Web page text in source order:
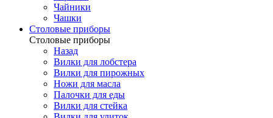
Чайники
Чашки
Cтоловые приборы
Cтоловые приборы
Назад
Вилки для лобстера
Вилки для пирожных
Ножи для масла
Палочки для еды
Вилки для стейка